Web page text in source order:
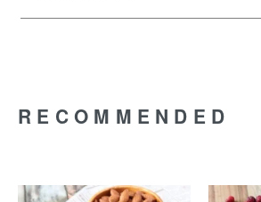
RECOMMENDED